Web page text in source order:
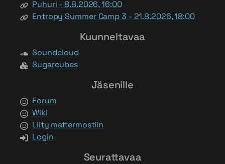
Puhuri - 8.8.2026, 16:00
Entropy Summer Camp 3 - 21.8.2026, 18:00
Kuunneltavaa
Soundcloud
Sugarcubes
Jäsenille
Forum
Wiki
Liity mattermostiin
Login
Seurattavaa